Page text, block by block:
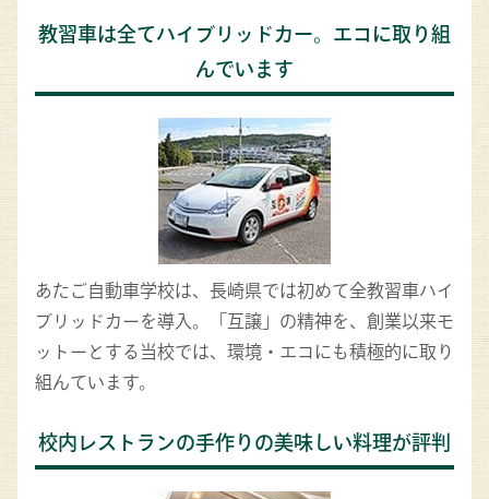
教習車は全てハイブリッドカー。エコに取り組
んでいます
あたご自動車学校は、長崎県では初めて全教習車ハイ
ブリッドカーを導入。「互譲」の精神を、創業以来モ
ットーとする当校では、環境・エコにも積極的に取り
組んています。
校内レストランの手作りの美味しい料理が評判